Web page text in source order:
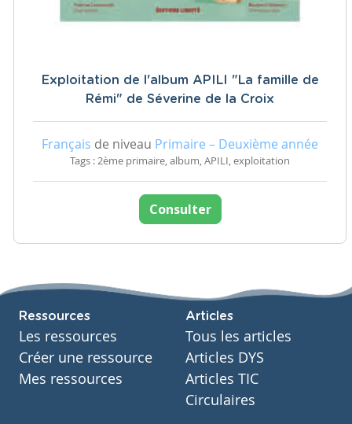
Exploitation de l'album APILI "La famille de
Rémi" de Séverine de la Croix
Français de niveau Primaire – Deuxième année
Tags : 2ème primaire, album, APILI, exploitation
Consulter
Ressources
Les ressources
Créer une ressource
Mes ressources
Articles
Tous les articles
Articles DYS
Articles TIC
Circulaires